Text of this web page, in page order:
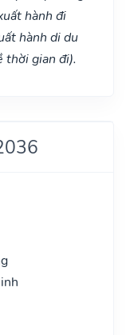
hành đi
hành di du
thời gian đi).